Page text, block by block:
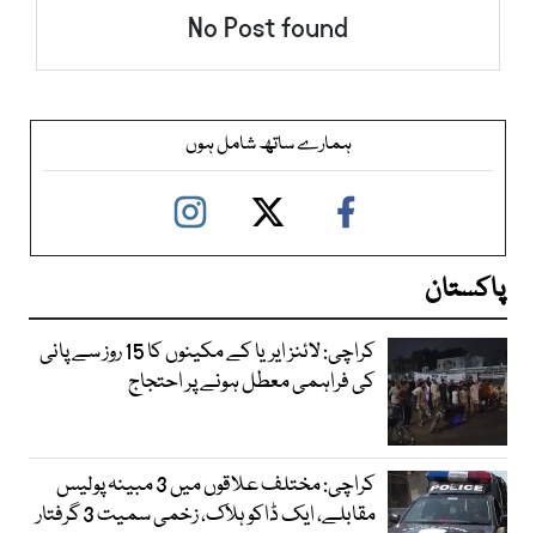
No Post found
ہمارے ساتھ شامل ہوں
پاکستان
کراچی: لائنز ایریا کے مکینوں کا 15 روز سے پانی
کی فراہمی معطل ہونے پر احتجاج
کراچی: مختلف علاقوں میں 3 مبینہ پولیس
مقابلے، ایک ڈاکو ہلاک، زخمی سمیت 3 گرفتار